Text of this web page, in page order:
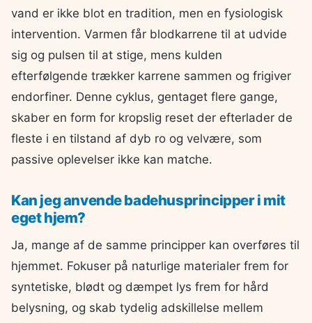
vand er ikke blot en tradition, men en fysiologisk
intervention. Varmen får blodkarrene til at udvide
sig og pulsen til at stige, mens kulden
efterfølgende trækker karrene sammen og frigiver
endorfiner. Denne cyklus, gentaget flere gange,
skaber en form for kropslig reset der efterlader de
fleste i en tilstand af dyb ro og velvære, som
passive oplevelser ikke kan matche.
Kan jeg anvende badehusprincipper i mit
eget hjem?
Ja, mange af de samme principper kan overføres til
hjemmet. Fokuser på naturlige materialer frem for
syntetiske, blødt og dæmpet lys frem for hård
belysning, og skab tydelig adskillelse mellem